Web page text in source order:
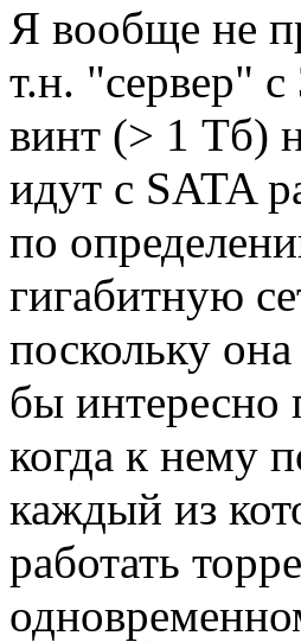
Я вообще не
т.н. "сервер"
винт (> 1 Тб)
идут с SATA
по
гигабитную
поскольку
бы интересно
когда к нему
каждый из
работать